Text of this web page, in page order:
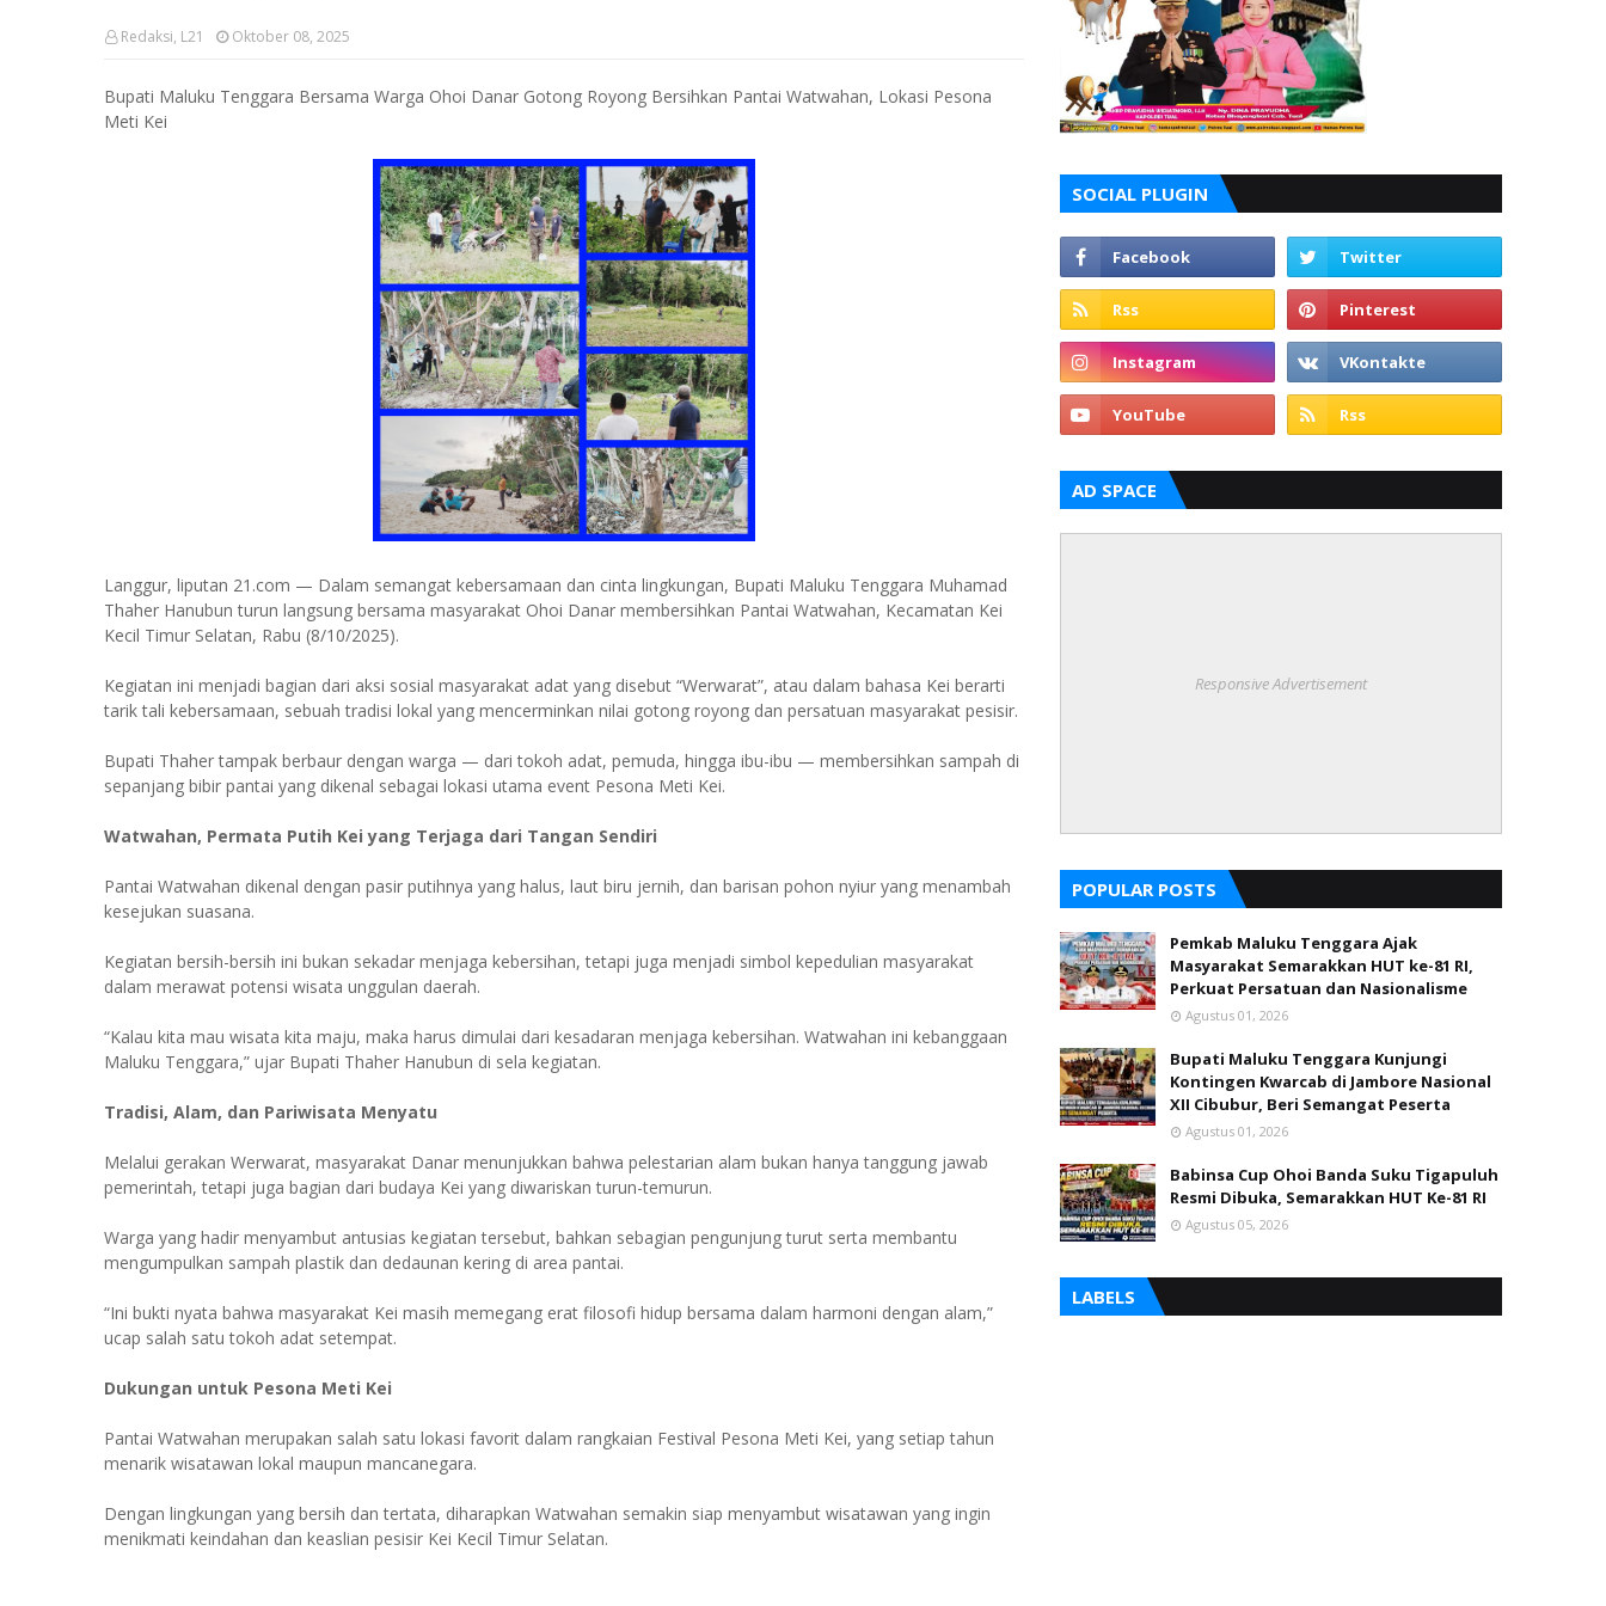
Redaksi, L21 Oktober 08, 2025
Bupati Maluku Tenggara Bersama Warga Ohoi Danar Gotong Royong Bersihkan Pantai Watwahan, Lokasi Pesona
Meti Kei
Langgur, liputan 21.com — Dalam semangat kebersamaan dan cinta lingkungan, Bupati Maluku Tenggara Muhamad
Thaher Hanubun turun langsung bersama masyarakat Ohoi Danar membersihkan Pantai Watwahan, Kecamatan Kei
Kecil Timur Selatan, Rabu (8/10/2025).
Kegiatan ini menjadi bagian dari aksi sosial masyarakat adat yang disebut “Werwarat”, atau dalam bahasa Kei berarti
tarik tali kebersamaan, sebuah tradisi lokal yang mencerminkan nilai gotong royong dan persatuan masyarakat pesisir.
Bupati Thaher tampak berbaur dengan warga — dari tokoh adat, pemuda, hingga ibu-ibu — membersihkan sampah di
sepanjang bibir pantai yang dikenal sebagai lokasi utama event Pesona Meti Kei.
Watwahan, Permata Putih Kei yang Terjaga dari Tangan Sendiri
Pantai Watwahan dikenal dengan pasir putihnya yang halus, laut biru jernih, dan barisan pohon nyiur yang menambah
kesejukan suasana.
Kegiatan bersih-bersih ini bukan sekadar menjaga kebersihan, tetapi juga menjadi simbol kepedulian masyarakat
dalam merawat potensi wisata unggulan daerah.
“Kalau kita mau wisata kita maju, maka harus dimulai dari kesadaran menjaga kebersihan. Watwahan ini kebanggaan
Maluku Tenggara,” ujar Bupati Thaher Hanubun di sela kegiatan.
Tradisi, Alam, dan Pariwisata Menyatu
Melalui gerakan Werwarat, masyarakat Danar menunjukkan bahwa pelestarian alam bukan hanya tanggung jawab
pemerintah, tetapi juga bagian dari budaya Kei yang diwariskan turun-temurun.
Warga yang hadir menyambut antusias kegiatan tersebut, bahkan sebagian pengunjung turut serta membantu
mengumpulkan sampah plastik dan dedaunan kering di area pantai.
“Ini bukti nyata bahwa masyarakat Kei masih memegang erat filosofi hidup bersama dalam harmoni dengan alam,”
ucap salah satu tokoh adat setempat.
Dukungan untuk Pesona Meti Kei
Pantai Watwahan merupakan salah satu lokasi favorit dalam rangkaian Festival Pesona Meti Kei, yang setiap tahun
menarik wisatawan lokal maupun mancanegara.
Dengan lingkungan yang bersih dan tertata, diharapkan Watwahan semakin siap menyambut wisatawan yang ingin
menikmati keindahan dan keaslian pesisir Kei Kecil Timur Selatan.
SOCIAL PLUGIN
AD SPACE
Responsive Advertisement
POPULAR POSTS
Pemkab Maluku Tenggara Ajak
Masyarakat Semarakkan HUT ke-81 RI,
Perkuat Persatuan dan Nasionalisme
Agustus 01, 2026
Bupati Maluku Tenggara Kunjungi
Kontingen Kwarcab di Jambore Nasional
XII Cibubur, Beri Semangat Peserta
Agustus 01, 2026
Babinsa Cup Ohoi Banda Suku Tigapuluh
Resmi Dibuka, Semarakkan HUT Ke-81 RI
Agustus 05, 2026
LABELS